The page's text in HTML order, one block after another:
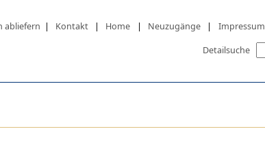
abliefern | Kontakt | Home | Neuzugänge | Impressum
Detailsuche